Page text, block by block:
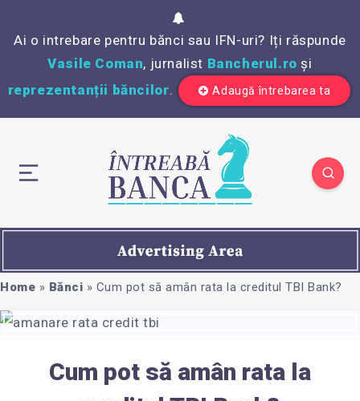
Ai o intrebare pentru bănci sau IFN-uri? Iți răspunde
Vasile Coman, jurnalist Bancherul.ro și
reprezentanții băncilor. Adaugă întrebarea ta
Home » Bănci » Cum pot să amân rata la creditul TBI Bank?
Cum pot să amân rata la